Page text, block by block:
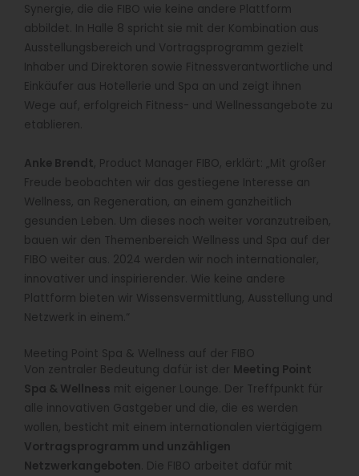
Synergie, die die FIBO wie keine andere Plattform
abbildet. In Halle 8 spricht sie mit der Kombination aus
Ausstellungsbereich und Vortragsprogramm gezielt
Inhaber und Direktoren sowie Fitnessverantwortliche und
Einkäufer aus Hotellerie und Spa an und zeigt ihnen
Wege auf, erfolgreich Fitness- und Wellnessangebote zu
etablieren.
Anke Brendt, Product Manager FIBO, erklärt: „Mit großer
Freude beobachten wir das gestiegene Interesse an
Wellness, an Regeneration, an einem ganzheitlich
gesunden Leben. Um dieses noch weiter voranzutreiben,
bauen wir den Themenbereich Wellness und Spa auf der
FIBO weiter aus. 2024 werden wir noch internationaler,
innovativer und inspirierender. Wie keine andere
Plattform bieten wir Wissensvermittlung, Ausstellung und
Netzwerk in einem.“
Meeting Point Spa & Wellness auf der FIBO
Von zentraler Bedeutung dafür ist der Meeting Point
Spa & Wellness mit eigener Lounge. Der Treffpunkt für
alle innovativen Gastgeber und die, die es werden
wollen, besticht mit einem internationalen viertägigem
Vortragsprogramm und unzähligen
Netzwerkangeboten . Die FIBO arbeitet dafür mit